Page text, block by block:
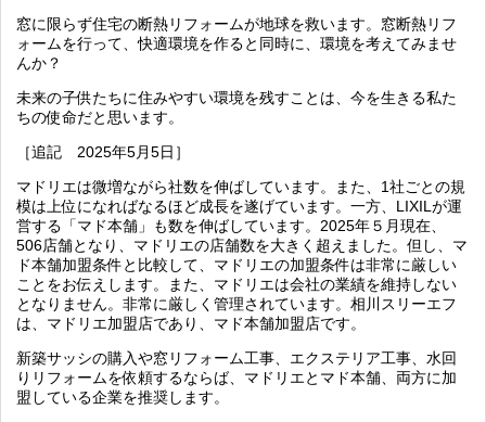
窓に限らず住宅の断熱リフォームが地球を救います。窓断熱リフ
ォームを行って、快適環境を作ると同時に、環境を考えてみませ
んか？
未来の子供たちに住みやすい環境を残すことは、今を生きる私た
ちの使命だと思います。
［追記 2025年5月5日］
マドリエは微増ながら社数を伸ばしています。また、1社ごとの規
模は上位になればなるほど成長を遂げています。一方、LIXILが運
営する「マド本舗」も数を伸ばしています。2025年５月現在、
506店舗となり、マドリエの店舗数を大きく超えました。但し、マ
ド本舗加盟条件と比較して、マドリエの加盟条件は非常に厳しい
ことをお伝えします。また、マドリエは会社の業績を維持しない
となりません。非常に厳しく管理されています。相川スリーエフ
は、マドリエ加盟店であり、マド本舗加盟店です。
新築サッシの購入や窓リフォーム工事、エクステリア工事、水回
りリフォームを依頼するならば、マドリエとマド本舗、両方に加
盟している企業を推奨します。